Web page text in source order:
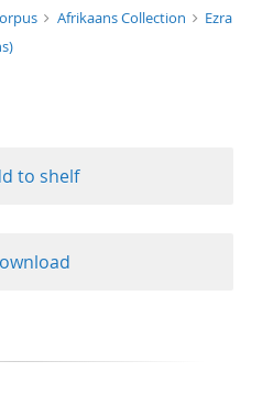
Afrikaans Collection
Ezra
to shelf